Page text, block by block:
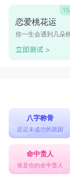
在这风云际会的
看来有风险性的
只要这事情能
◇整体爱情运？
◇问心仪对象可
走向结婚？
看到一个喜欢的
信赖？也许，
想要更进一步交
其实，你可以放
◇问爱情分手可
文殊菩萨灵
文殊菩萨灵
文殊菩萨灵
文殊菩萨灵
文殊菩萨灵签
恋爱桃花运
你一生会遇到几朵
八字称骨
迟迟未成功的原因
命中贵人
谁是你的命中贵人